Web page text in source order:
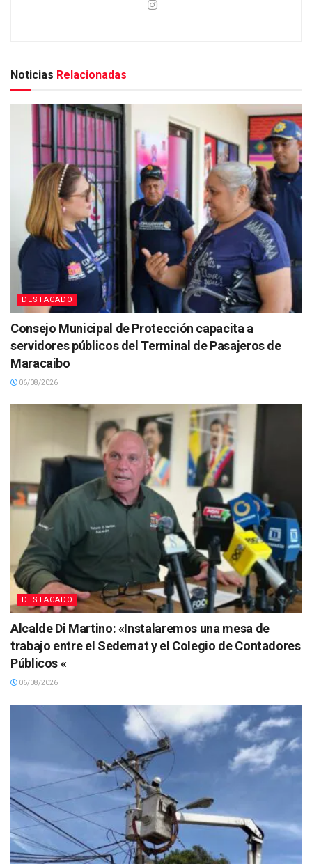
Noticias Relacionadas
DESTACADO
Consejo Municipal de Protección capacita a
servidores públicos del Terminal de Pasajeros de
Maracaibo
06/08/2026
DESTACADO
Alcalde Di Martino: «Instalaremos una mesa de
trabajo entre el Sedemat y el Colegio de Contadores
Públicos «
06/08/2026